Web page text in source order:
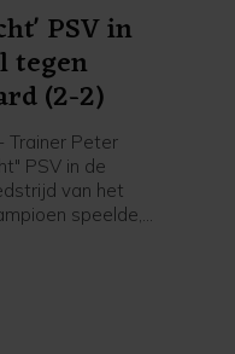
PSV in
tegen
(2-2)
Trainer Peter
PSV in de
van het
speelde,